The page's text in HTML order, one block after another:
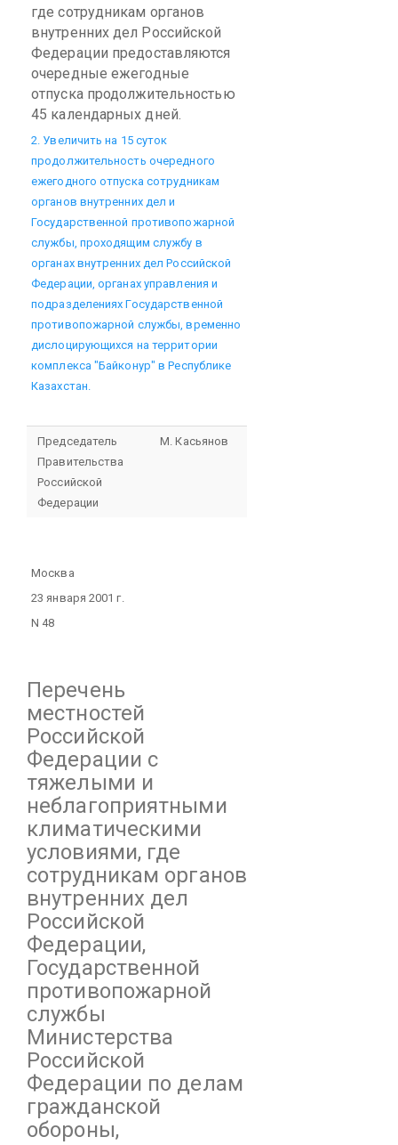
где сотрудникам органов
внутренних дел Российской
Федерации предоставляются
очередные ежегодные
отпуска продолжительностью
45 календарных дней.
2. Увеличить на 15 суток
продолжительность очередного
ежегодного отпуска сотрудникам
органов внутренних дел и
Государственной противопожарной
службы, проходящим службу в
органах внутренних дел Российской
Федерации, органах управления и
подразделениях Государственной
противопожарной службы, временно
дислоцирующихся на территории
комплекса "Байконур" в Республике
Казахстан.
Председатель
Правительства
Российской
Федерации
М. Касьянов
Москва
23 января 2001 г.
N 48
Перечень
местностей
Российской
Федерации с
тяжелыми и
неблагоприятными
климатическими
условиями, где
сотрудникам органов
внутренних дел
Российской
Федерации,
Государственной
противопожарной
службы
Министерства
Российской
Федерации по делам
гражданской
обороны,